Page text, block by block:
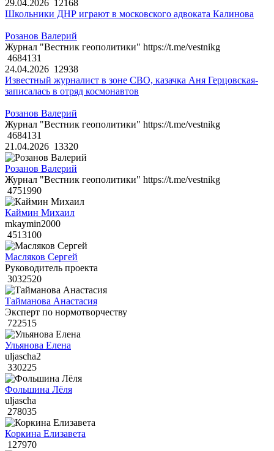
29.04.2026 12168
Школьники ДНР играют в московского адвоката Калинова
Розанов Валерий
Журнал "Вестник геополитики" https://t.me/vestnikg
4684131
24.04.2026 12938
Известный журналист в зоне СВО, казачка Аня Герцовская-
записалась в отряд космонавтов
Розанов Валерий
Журнал "Вестник геополитики" https://t.me/vestnikg
4684131
21.04.2026 13320
Розанов Валерий
Журнал "Вестник геополитики" https://t.me/vestnikg
4751990
Каймин Михаил
mkaymin2000
4513100
Масляков Сергей
Руководитель проекта
3032520
Тайманова Анастасия
Эксперт по нормотворчеству
722515
Ульянова Елена
uljascha2
330225
Фольшина Лёля
uljascha
278035
Коркина Елизавета
127970